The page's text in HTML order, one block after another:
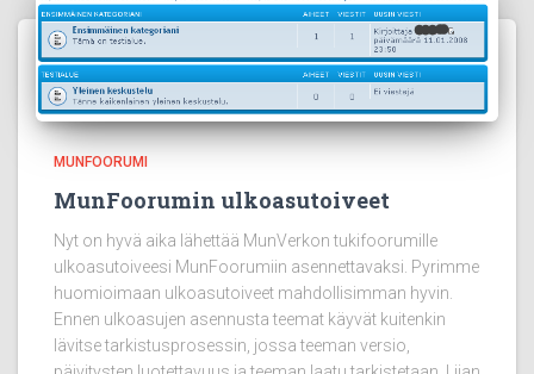
MUNFOORUMI
MunFoorumin ulkoasutoiveet
Nyt on hyvä aika lähettää MunVerkon tukifoorumille
ulkoasutoiveesi MunFoorumiin asennettavaksi. Pyrimme
huomioimaan ulkoasutoiveet mahdollisimman hyvin.
Ennen ulkoasujen asennusta teemat käyvät kuitenkin
lävitse tarkistusprosessin, jossa teeman versio,